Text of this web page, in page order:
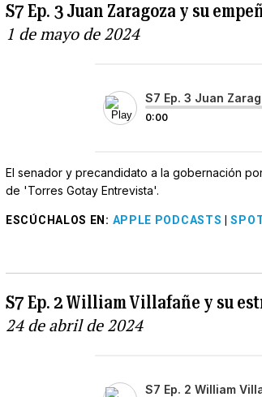
S7 Ep. 3 Juan Zaragoza y su
1 de mayo de 2024
S7 Ep. 3 Juan
0:00
El senador y precandidato a la gobernación
de 'Torres Gotay Entrevista'.
ESCÚCHALOS EN : APPLE PODCASTS |
S7 Ep. 2 William Villafañe y su
24 de abril de 2024
S7 Ep. 2 William